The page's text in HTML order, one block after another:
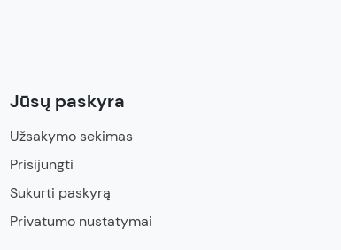
Jūsų paskyra
Užsakymo sekimas
Prisijungti
Sukurti paskyrą
Privatumo nustatymai